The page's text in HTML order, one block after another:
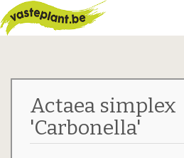
Actaea simplex
'Carbonella'